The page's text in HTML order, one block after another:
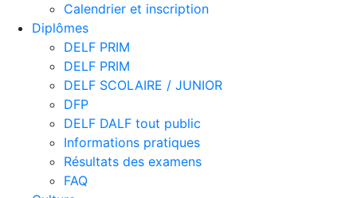
Calendrier et inscription
Diplômes
DELF PRIM
DELF PRIM
DELF SCOLAIRE / JUNIOR
DFP
DELF DALF tout public
Informations pratiques
Résultats des examens
FAQ